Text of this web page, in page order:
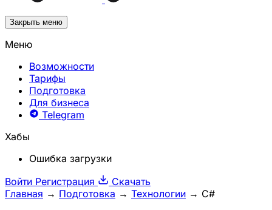
Закрыть меню
Меню
Возможности
Тарифы
Подготовка
Для бизнеса
Telegram
Хабы
Ошибка загрузки
Войти Регистрация
Скачать
Главная → Подготовка → Технологии → C#